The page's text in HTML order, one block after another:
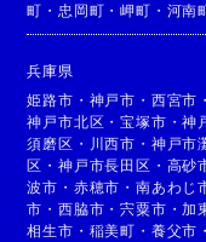
町 ・ 忠岡町 ・岬町 ・ 河南
兵庫県
姫路市 ・ 神戸市 ・ 西宮市 ・
神戸市北区 ・宝塚市 ・神
須磨区 ・ 川西市 ・ 神戸市
区 ・神戸市長田区 ・ 高砂
波市 ・ 赤穂市 ・南あわじ
市 ・西脇市 ・宍粟市 ・加
相生市 ・ 稲美町 ・ 養父市 ・